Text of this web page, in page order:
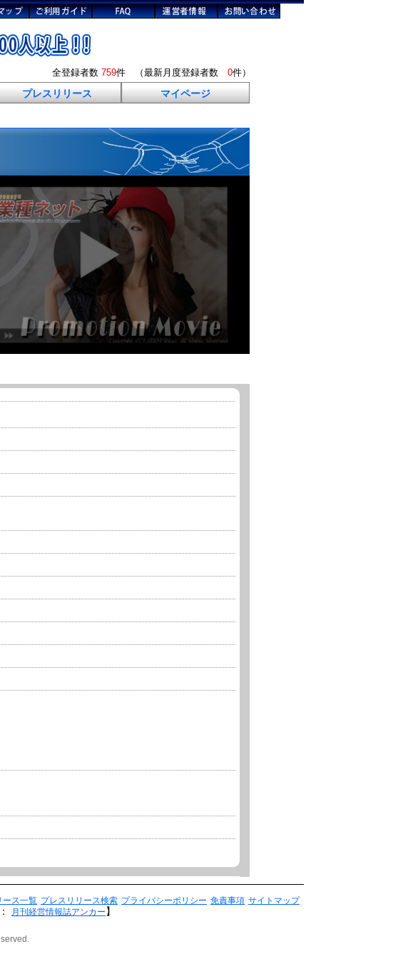
全登録者数 759件 （最新月度登録者数 0件）
プレスリリース マイページ
ース一覧 プレスリリース検索 プライバシーポリシー 免責事項 サイトマップ
： 月刊経営情報誌アンカー 】